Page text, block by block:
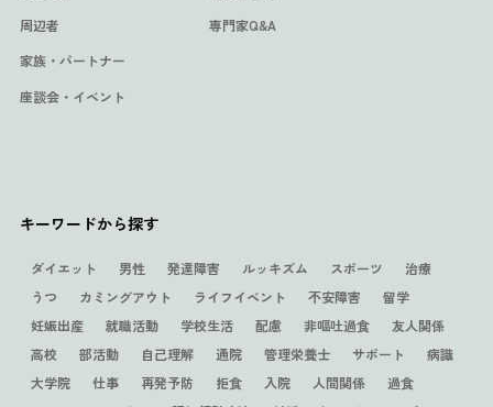
周辺者
家族・パートナー
座談会・イベント
専門家Q&A
キーワードから探す
ダイエット 男性 発達障害 ルッキズム スポーツ
治療
うつ
カミングアウト ライフイベント 不安障害
留学
妊娠出産
就職活動 学校生活 配慮 非嘔吐過食
友人関係
高校
部活動 自己理解 通院 管理栄養士 サポート
病識
大学院
仕事 再発予防 拒食 入院 人間関係
過食